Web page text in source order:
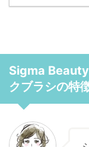
Sigma Beauty
クブラシの特